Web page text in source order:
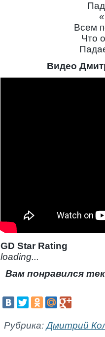
Всем
Что
Видео
GD Star Rating
loading...
Вам понравился
Рубрика: Дмитрий